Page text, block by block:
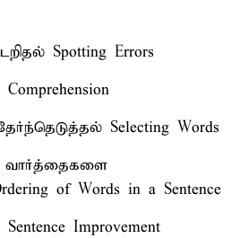
Spotting Errors
Selecting Words
வார்த்தைகளை
of Words in a Sentence
Improvement